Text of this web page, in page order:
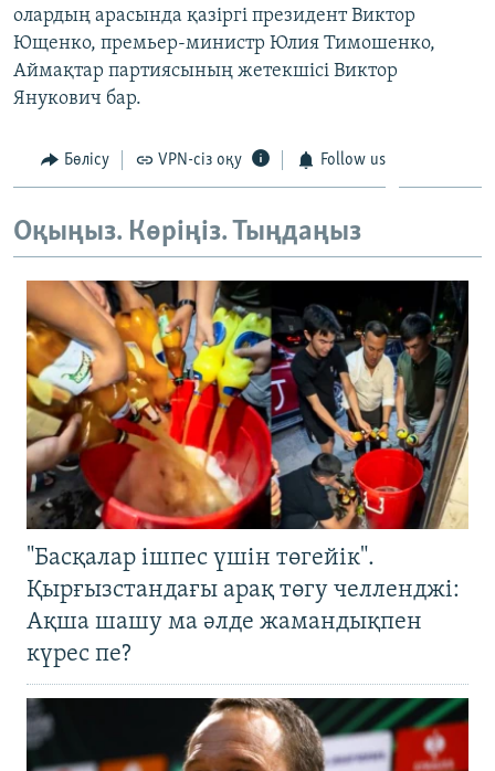
Басқа тілдерде
олардың арасында қазіргі президент Виктор
Ющенко, премьер-министр Юлия Тимошенко,
Аймақтар партиясының жетекшісі Виктор
Янукович бар.
Бөлісу VPN-сіз оқу Follow us
Оқыңыз. Көріңіз. Тыңдаңыз
"Басқалар ішпес үшін төгейік".
Қырғызстандағы арақ төгу челленджі:
Ақша шашу ма әлде жамандықпен
күрес пе?